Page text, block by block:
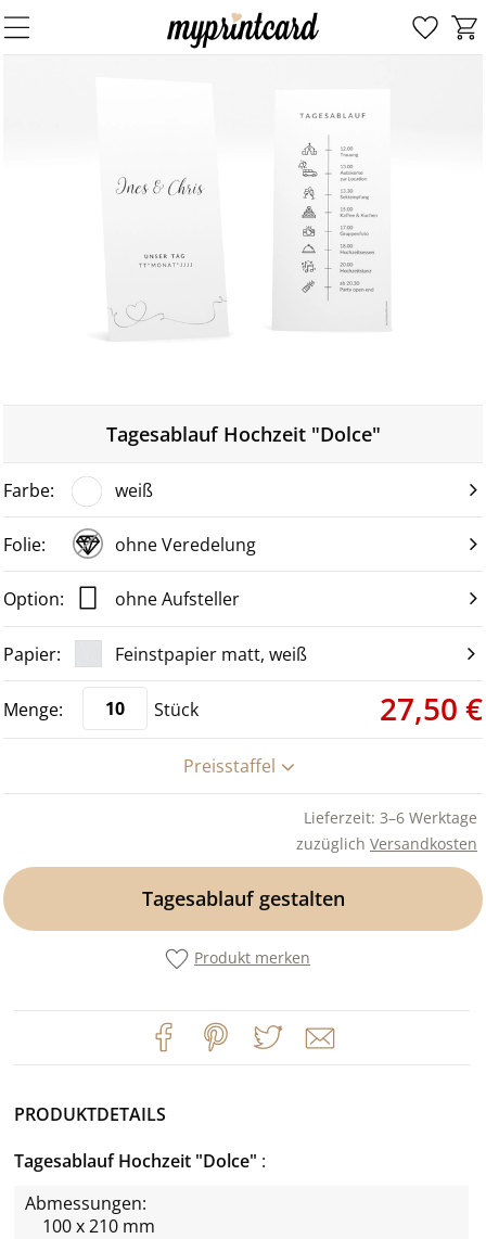
Tagesablauf Hochzeit "Dolce"
weiß
ohne Veredelung
ohne Aufsteller
Feinstpapier matt, weiß
Stück 27,50 €
Preisstaffel
Lieferzeit: 3–6 Werktage
zuzüglich Versandkosten
Tagesablauf gestalten
Produkt merken
PRODUKTDETAILS
Tagesablauf Hochzeit "Dolce"
Abmessungen:
100 x 210 mm